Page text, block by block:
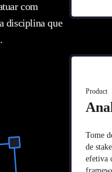
com
disciplina que
Product
Tome
de
efetiva